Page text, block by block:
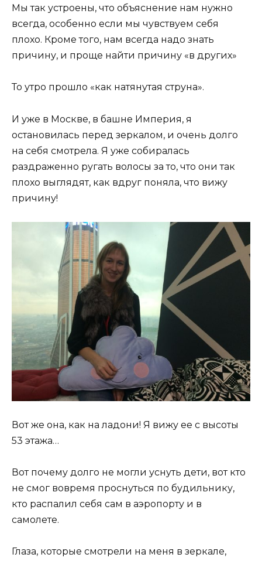
Мы так устроены, что объяснение нам нужно
всегда, особенно если мы чувствуем себя
плохо. Кроме того, нам всегда надо знать
причину, и проще найти причину «в других»
То утро прошло «как натянутая струна».
И уже в Москве, в башне Империя, я
остановилась перед зеркалом, и очень долго
на себя смотрела. Я уже собиралась
раздраженно ругать волосы за то, что они так
плохо выглядят, как вдруг поняла, что вижу
причину!
Вот же она, как на ладони! Я вижу ее с высоты
53 этажа…
Вот почему долго не могли уснуть дети, вот кто
не смог вовремя проснуться по будильнику,
кто распалил себя сам в аэропорту и в
самолете.
Глаза, которые смотрели на меня в зеркале,